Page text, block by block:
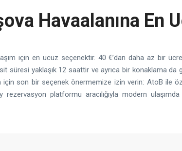
Havaalanına En
için en ucuz seçenektir. 40 €’dan daha az bir ücret
süresi yaklaşık 12 saattir ve ayrıca bir konaklama
için son bir seçenek önermemize izin verin: AtoB ile
rezervasyon platformu aracılığıyla modern